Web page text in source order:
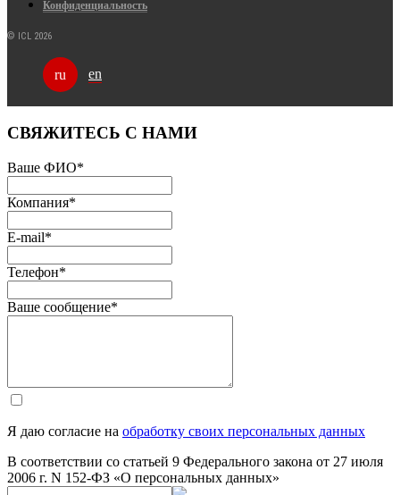
Конфиденциальность
© ICL 2026
ru en
СВЯЖИТЕСЬ С НАМИ
Ваше ФИО*
Компания*
E-mail*
Телефон*
Ваше сообщение*
Я даю согласие на обработку своих персональных данных
В соответствии со статьей 9 Федерального закона от 27 июля
2006 г. N 152-ФЗ «О персональных данных»